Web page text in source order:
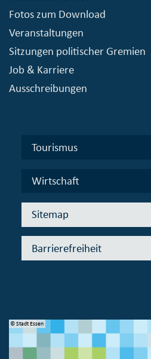
Fotos zum Download
Veranstaltungen
Sitzungen politischer Gremien
Job & Karriere
Ausschreibungen
Tourismus
Wirtschaft
Sitemap
Barrierefreiheit
© Stadt Essen